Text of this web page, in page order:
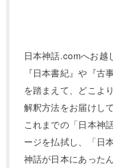
日本神話.comへお越
『日本書紀』や『
を踏まえて、どこよ
解釈方法をお届けして
これまでの「日本神
ージを払拭し、「日
神話が日本にあった